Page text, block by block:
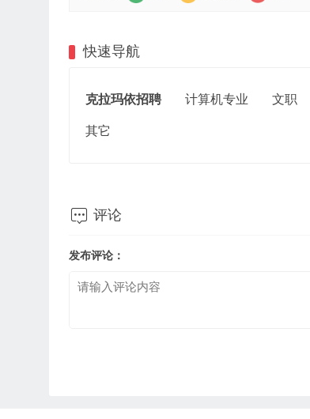
快速导航
克拉玛依招聘 计算机专业 文职
其它
 评论
发布评论：